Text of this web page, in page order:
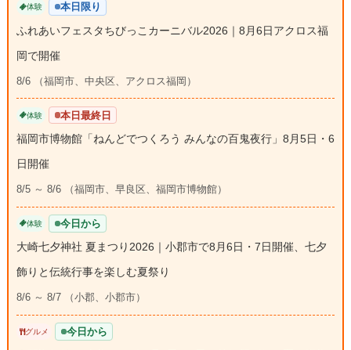
体験 本日限り
ふれあいフェスタちびっこカーニバル2026｜8月6日アクロス福
岡で開催
8/6 （福岡市、中央区、アクロス福岡）
体験 本日最終日
福岡市博物館「ねんどでつくろう みんなの百鬼夜行」8月5日・6
日開催
8/5 ～ 8/6 （福岡市、早良区、福岡市博物館）
体験 今日から
大崎七夕神社 夏まつり2026｜小郡市で8月6日・7日開催、七夕
飾りと伝統行事を楽しむ夏祭り
8/6 ～ 8/7 （小郡、小郡市）
グルメ 今日から